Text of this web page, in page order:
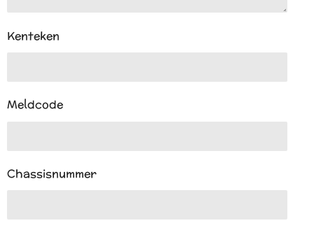
Kenteken
Meldcode
Chassisnummer